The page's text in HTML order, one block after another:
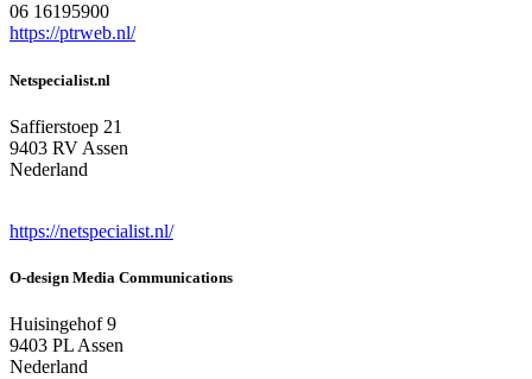
06 16195900
https://ptrweb.nl/
Netspecialist.nl
Saffierstoep 21
9403 RV Assen
Nederland
https://netspecialist.nl/
O-design Media Communications
Huisingehof 9
9403 PL Assen
Nederland